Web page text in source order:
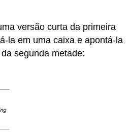
versão curta da primeira
la em uma caixa e apontá-la
segunda metade: